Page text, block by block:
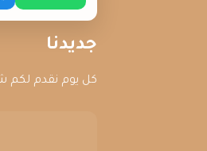
جديدنا
كل يوم نقدم لكم